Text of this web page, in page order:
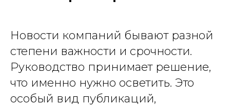
Новости компаний бывают разной
степени важности и срочности.
Руководство принимает решение,
что именно нужно осветить. Это
особый вид публикаций,